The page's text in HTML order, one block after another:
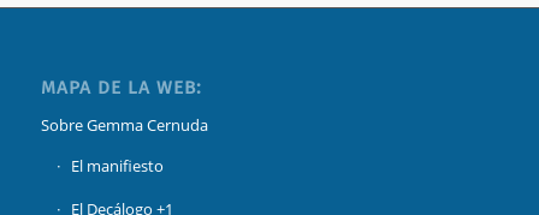
MAPA DE LA WEB:
Sobre Gemma Cernuda
El manifiesto
El Decálogo +1